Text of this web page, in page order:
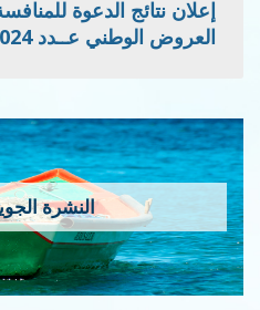
إعلان نتائج الدعوة
العروض الوطني عــدد 2024/AO/01
النشرة